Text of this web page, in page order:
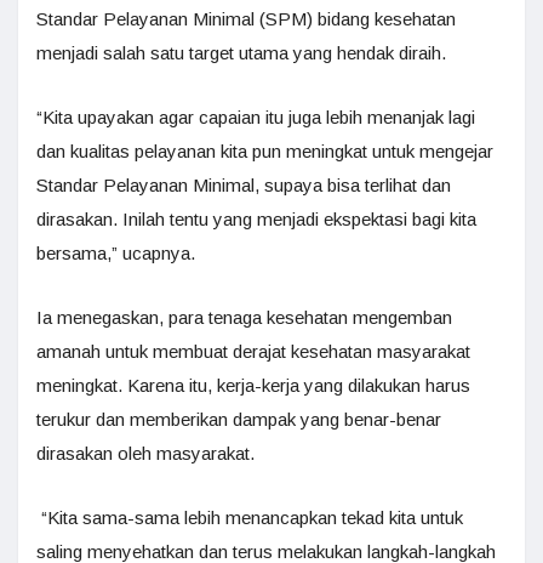
Standar Pelayanan Minimal (SPM) bidang kesehatan
menjadi salah satu target utama yang hendak diraih.
“Kita upayakan agar capaian itu juga lebih menanjak lagi
dan kualitas pelayanan kita pun meningkat untuk mengejar
Standar Pelayanan Minimal, supaya bisa terlihat dan
dirasakan. Inilah tentu yang menjadi ekspektasi bagi kita
bersama,” ucapnya.
Ia menegaskan, para tenaga kesehatan mengemban
amanah untuk membuat derajat kesehatan masyarakat
meningkat. Karena itu, kerja-kerja yang dilakukan harus
terukur dan memberikan dampak yang benar-benar
dirasakan oleh masyarakat.
“Kita sama-sama lebih menancapkan tekad kita untuk
saling menyehatkan dan terus melakukan langkah-langkah